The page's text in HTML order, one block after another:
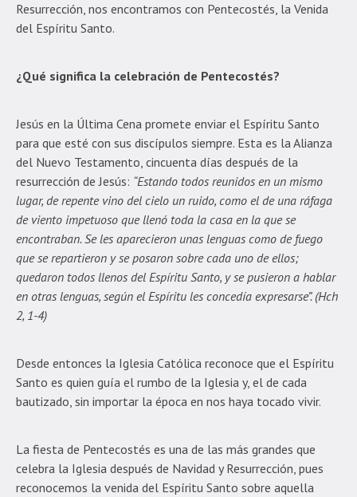
Resurrección, nos encontramos con Pentecostés, la Venida
del Espíritu Santo.
¿Qué significa la celebración de Pentecostés?
Jesús en la Última Cena promete enviar el Espíritu Santo
para que esté con sus discípulos siempre. Esta es la Alianza
del Nuevo Testamento, cincuenta días después de la
resurrección de Jesús: “Estando todos reunidos en un mismo
lugar, de repente vino del cielo un ruido, como el de una ráfaga
de viento impetuoso que llenó toda la casa en la que se
encontraban. Se les aparecieron unas lenguas como de fuego
que se repartieron y se posaron sobre cada uno de ellos;
quedaron todos llenos del Espíritu Santo, y se pusieron a hablar
en otras lenguas, según el Espíritu les concedía expresarse”. (Hch
2, 1-4)
Desde entonces la Iglesia Católica reconoce que el Espíritu
Santo es quien guía el rumbo de la Iglesia y, el de cada
bautizado, sin importar la época en nos haya tocado vivir.
La fiesta de Pentecostés es una de las más grandes que
celebra la Iglesia después de Navidad y Resurrección, pues
reconocemos la venida del Espíritu Santo sobre aquella